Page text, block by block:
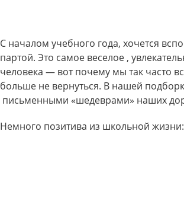
С началом учебного года, хочется
партой. Это самое веселое ,
человека — вот почему мы так часто
больше не вернуться. В нашей
письменными «шедеврами» наших
Немного позитива из школьной жизни: